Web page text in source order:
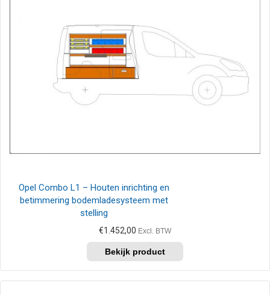
Opel Combo L1 – Houten inrichting en
betimmering bodemladesysteem met
stelling
€1.452,00 Excl. BTW